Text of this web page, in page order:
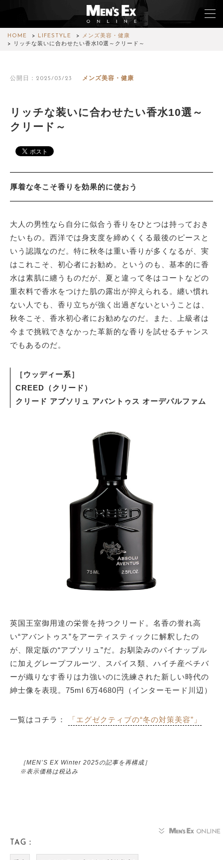
HOME LIFESTYLE
メンズ美容・健康
リッチな装いに合わせたい香水10選～クリード～
公開日：2025/03/23 メンズ美容・健康
リッチな装いに合わせたい香水10選～
クリード～
厚着な冬こそ香りを効果的に使おう
大人の男性なら自分に似合う香りをひとつは持っておき
たいもの。西洋では身支度を締めくくる最後のピースと
いう認識なのだ。特に秋冬は重い香りが多くなるが、実
はこれこそ、初心者にお勧め。というのも、基本的に香
水は素肌に纏うものだが、夏と違って冬はコートなどの
重衣料で香水をつけた肌の露出が抑えられる。纏い慣れ
ない人でも、香り立ちが強く出過ぎないということは、
秋冬こそ、香水初心者にお勧めなのだ。また、上級者は
今まで挑戦できなかった革新的な香りを試せるチャンス
でもあるのだ。
［ウッディー系］
CREED（クリード）
クリード アブソリュ アバントゥス オーデパルファム
英国王室御用達の栄誉を持つクリード。名香の誉れ高
い“アバントゥス”をアーティスティックに解釈したの
が、限定版の“アブソリュ”だ。お馴染みのパイナップル
に加えグレープフルーツ、スパイス類、ハイチ産ベチバ
ーが織りなす香りは力強いのに洗練された新しい時代の
紳士像を表現。75ml 6万4680円（インターモード川辺）
一覧はコチラ： 「エグゼクティブの“冬の対策美容”」
［MEN’S EX Winter 2025の記事を再構成］
※表示価格は税込み
TAG：
WATCH
CAR&BIKE
LIFESTYLE
ABOUT SITE
サイトマップ